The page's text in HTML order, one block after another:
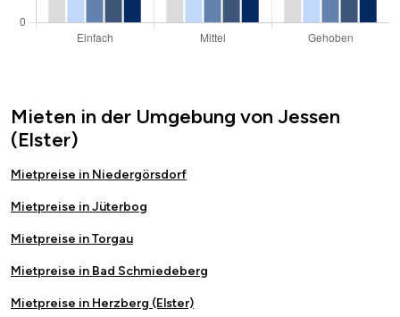
Mieten in der Umgebung von Jessen
(Elster)
Mietpreise in Niedergörsdorf
Mietpreise in Jüterbog
Mietpreise in Torgau
Mietpreise in Bad Schmiedeberg
Mietpreise in Herzberg (Elster)